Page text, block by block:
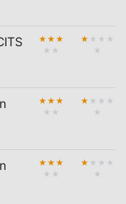
★ ★ ★
★ ★
★ ★ ★ ★
★
★ ★ ★
★ ★
★ ★ ★ ★
★
★ ★ ★
★ ★
★ ★ ★ ★
★